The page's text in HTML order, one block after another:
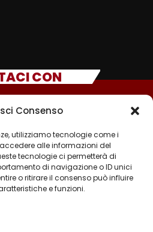
Consenso
utilizziamo tecnologie come i
alle informazioni del
tecnologie ci permetterà di
di navigazione o ID unici
o ritirare il consenso può influire
e funzioni.
CON